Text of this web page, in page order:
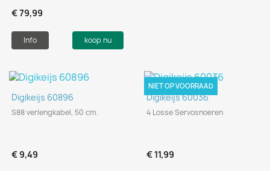
€ 79,99
Info koop nu
Digikeijs 60896
S88 verlengkabel, 50 cm.
€ 9,49
Digikeijs 60036
4 Losse Servosnoeren
€ 11,99
NIET OP VOORRAAD